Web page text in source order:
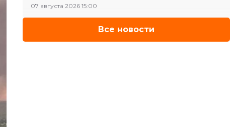
07 августа 2026 15:00
Все новости